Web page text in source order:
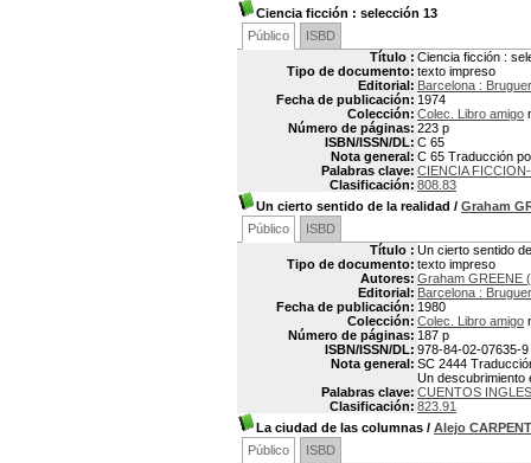
Ciencia ficción : selección 13
Público
ISBD
Título : Ciencia ficción :
Tipo de documento: texto impreso
Editorial: Barcelona :
Fecha de publicación: 1974
Colección: Colec. Libro amigo
Número de páginas: 223 p
ISBN/ISSN/DL: C 65
Nota general: C 65 Traducción
Palabras clave: CIENCIA
Clasificación: 808.83
Un cierto sentido de la realidad / Graham
Público
ISBD
Título : Un cierto sentido
Tipo de documento: texto impreso
Autores: Graham GREENE
Editorial: Barcelona :
Fecha de publicación: 1980
Colección: Colec. Libro amigo
Número de páginas: 187 p
ISBN/ISSN/DL: 978-84-02-07635-9
Nota general: SC 2444
Un descubrimiento
Palabras clave: CUENTOS
Clasificación: 823.91
La ciudad de las columnas / Alejo
Público
ISBD